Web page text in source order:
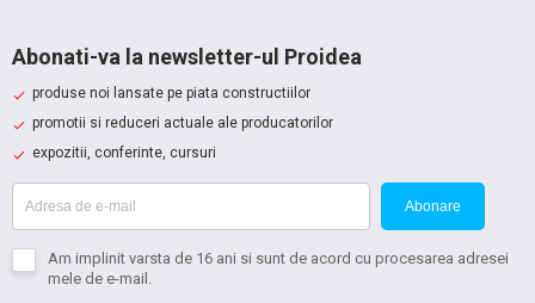
Abonati-va la newsletter-ul Proidea
produse noi lansate pe piata constructiilor
promotii si reduceri actuale ale producatorilor
expozitii, conferinte, cursuri
Abonare
Am implinit varsta de 16 ani si sunt de acord cu procesarea adresei
mele de e-mail.